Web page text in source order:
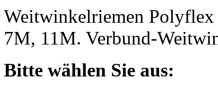
Weitwinkelriemen
7M, 11M. Verbund-
Bitte wählen Sie aus: